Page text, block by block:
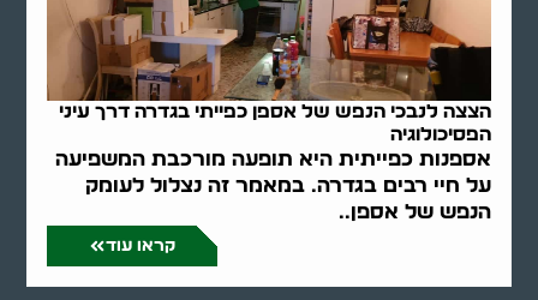
הצצה לנבכי הנפש של אספן כפייתי בגדרה דרך עיני
הפסיכולוגיה
אספנות כפייתית היא תופעה מורכבת המשפיעה
על חיי רבים בגדרה. במאמר זה נצלול לעומק
הנפש של אספן..
קראו עוד